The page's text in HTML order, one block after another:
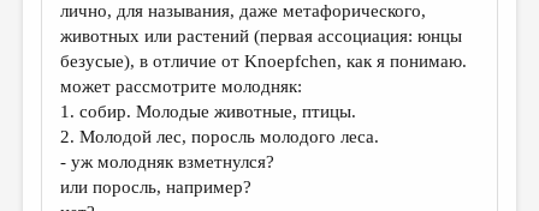
лично, для называния, даже метафорического,
животных или растений (первая ассоциация: юнцы
безусые), в отличие от Knoepfchen, как я понимаю.
может рассмотрите молодняк:
1. собир. Молодые животные, птицы.
2. Молодой лес, поросль молодого леса.
- уж молодняк взметнулся?
или поросль, например?